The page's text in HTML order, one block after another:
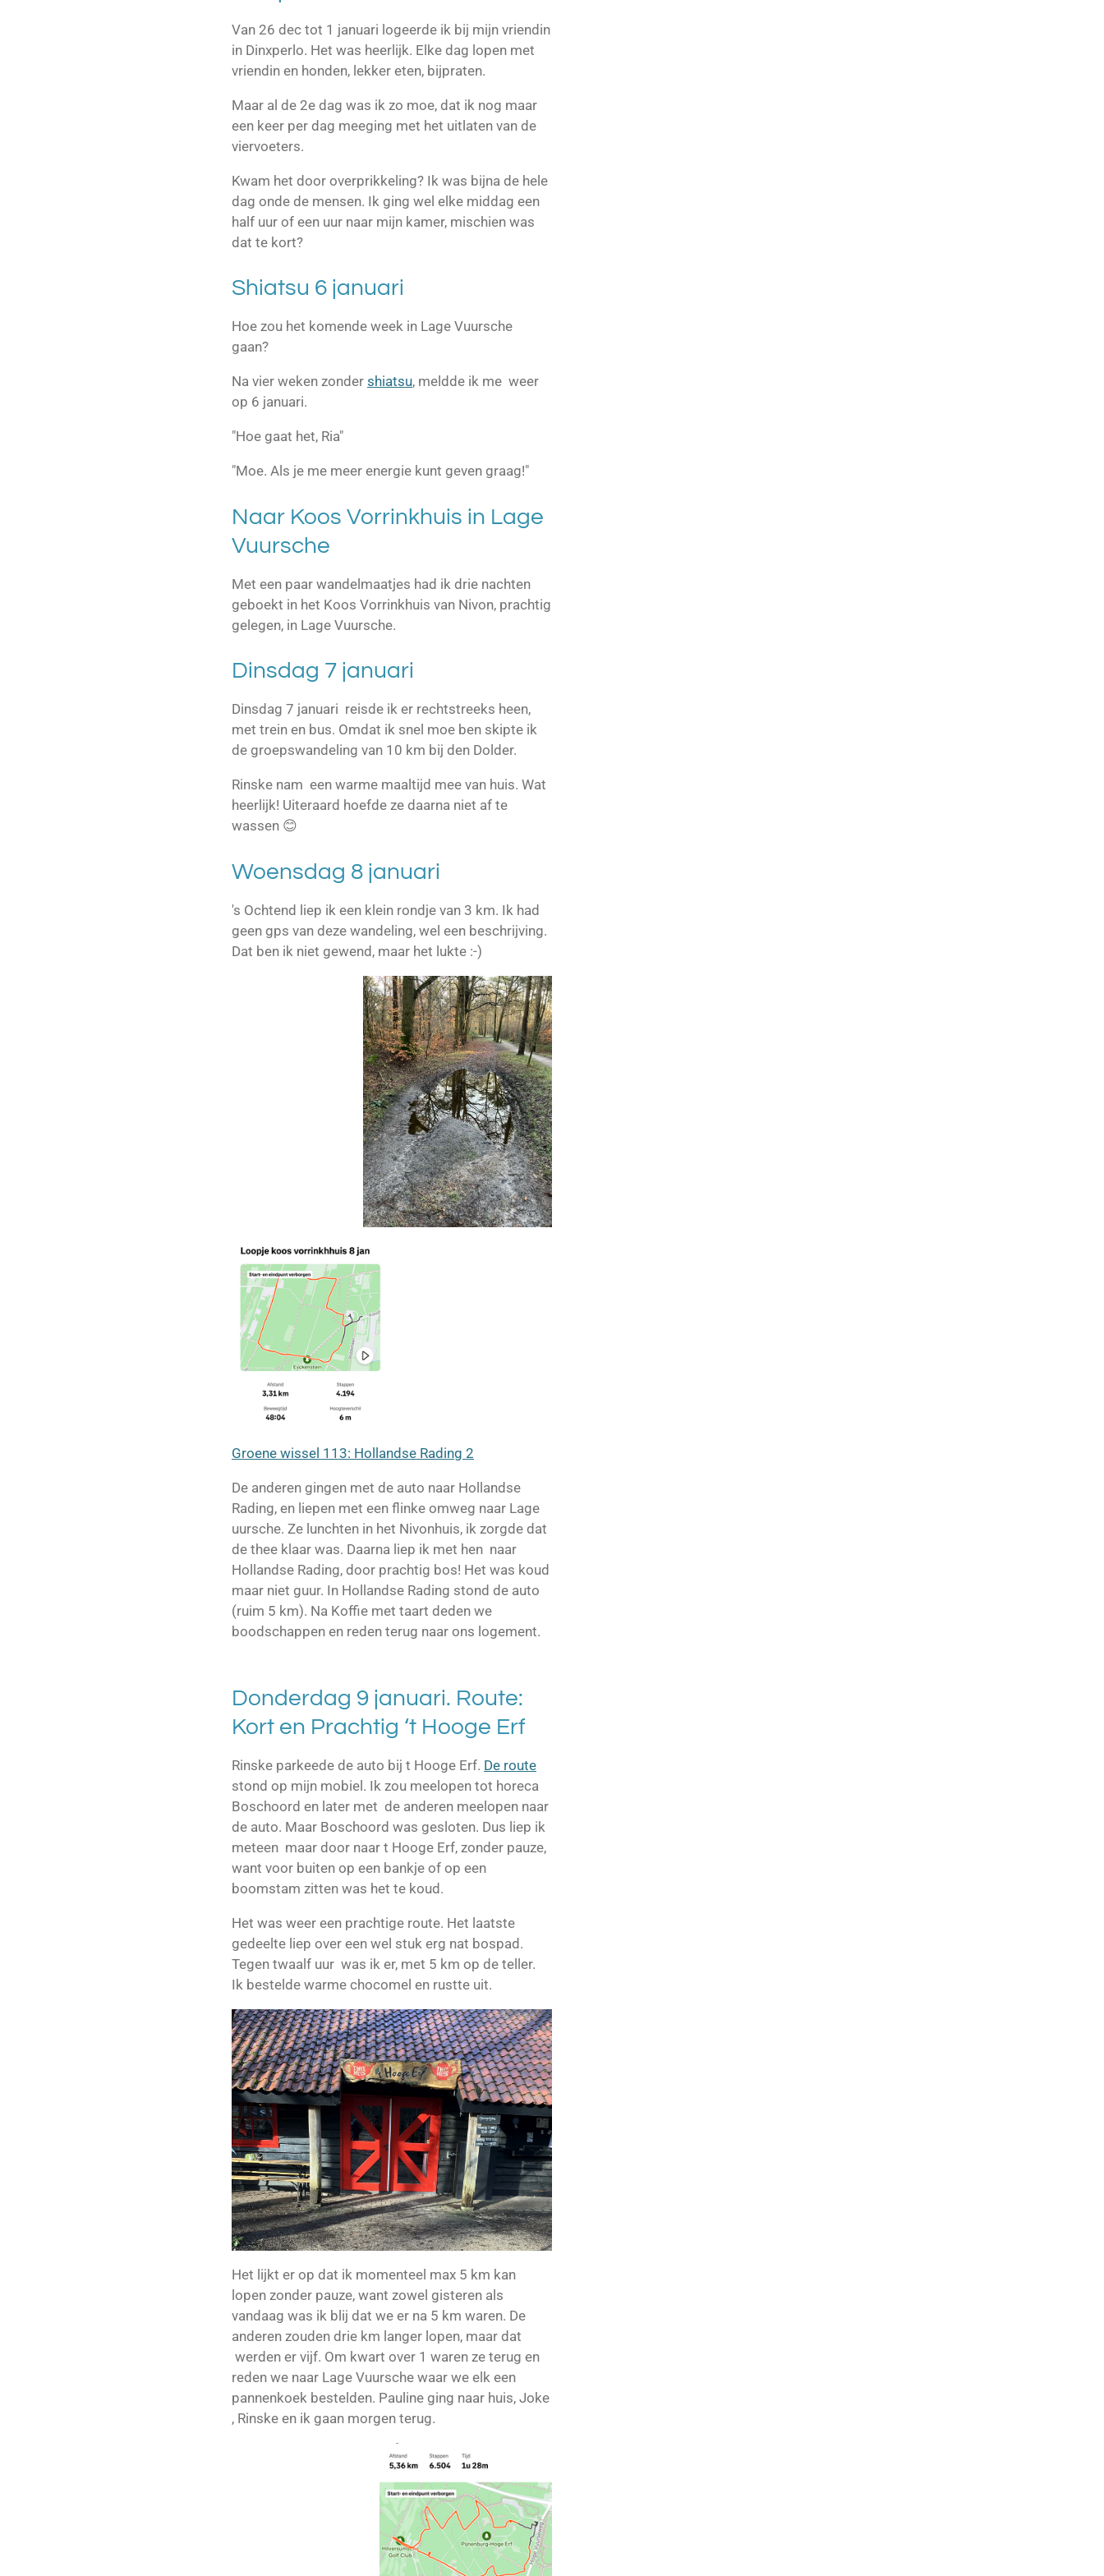
Van 26 dec tot 1 januari logeerde ik bij mijn vriendin
in Dinxperlo. Het was heerlijk. Elke dag lopen met
vriendin en honden, lekker eten, bijpraten.
Maar al de 2e dag was ik zo moe, dat ik nog maar
een keer per dag meeging met het uitlaten van de
viervoeters.
Kwam het door overprikkeling? Ik was bijna de hele
dag onde de mensen. Ik ging wel elke middag een
half uur of een uur naar mijn kamer, mischien was
dat te kort?
Shiatsu 6 januari
Hoe zou het komende week in Lage Vuursche
gaan?
Na vier weken zonder shiatsu, meldde ik me weer
op 6 januari.
"Hoe gaat het, Ria"
"Moe. Als je me meer energie kunt geven graag!"
Naar Koos Vorrinkhuis in Lage
Vuursche
Met een paar wandelmaatjes had ik drie nachten
geboekt in het Koos Vorrinkhuis van Nivon, prachtig
gelegen, in Lage Vuursche.
Dinsdag 7 januari
Dinsdag 7 januari reisde ik er rechtstreeks heen,
met trein en bus. Omdat ik snel moe ben skipte ik
de groepswandeling van 10 km bij den Dolder.
Rinske nam een warme maaltijd mee van huis. Wat
heerlijk! Uiteraard hoefde ze daarna niet af te
wassen 😊
Woensdag 8 januari
's Ochtend liep ik een klein rondje van 3 km. Ik had
geen gps van deze wandeling, wel een beschrijving.
Dat ben ik niet gewend, maar het lukte :-)
Groene wissel 113: Hollandse Rading 2
De anderen gingen met de auto naar Hollandse
Rading, en liepen met een flinke omweg naar Lage
uursche. Ze lunchten in het Nivonhuis, ik zorgde dat
de thee klaar was. Daarna liep ik met hen naar
Hollandse Rading, door prachtig bos! Het was koud
maar niet guur. In Hollandse Rading stond de auto
(ruim 5 km). Na Koffie met taart deden we
boodschappen en reden terug naar ons logement.
Donderdag 9 januari. Route:
Kort en Prachtig ‘t Hooge Erf
Rinske parkeede de auto bij t Hooge Erf. De route
stond op mijn mobiel. Ik zou meelopen tot horeca
Boschoord en later met de anderen meelopen naar
de auto. Maar Boschoord was gesloten. Dus liep ik
meteen maar door naar t Hooge Erf, zonder pauze,
want voor buiten op een bankje of op een
boomstam zitten was het te koud.
Het was weer een prachtige route. Het laatste
gedeelte liep over een wel stuk erg nat bospad.
Tegen twaalf uur was ik er, met 5 km op de teller.
Ik bestelde warme chocomel en rustte uit.
Het lijkt er op dat ik momenteel max 5 km kan
lopen zonder pauze, want zowel gisteren als
vandaag was ik blij dat we er na 5 km waren. De
anderen zouden drie km langer lopen, maar dat
werden er vijf. Om kwart over 1 waren ze terug en
reden we naar Lage Vuursche waar we elk een
pannenkoek bestelden. Pauline ging naar huis, Joke
, Rinske en ik gaan morgen terug.